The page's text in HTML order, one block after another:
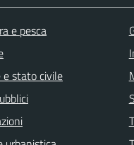
e pesca
e stato civile